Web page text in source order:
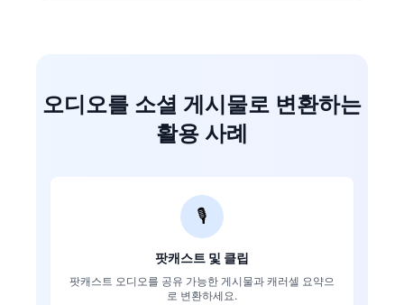
오디오를 소셜 게시물로 변환하는
활용 사례
🎙️
팟캐스트 및 클립
팟캐스트 오디오를 공유 가능한 게시물과 캐러셀 요약으
로 변환하세요.